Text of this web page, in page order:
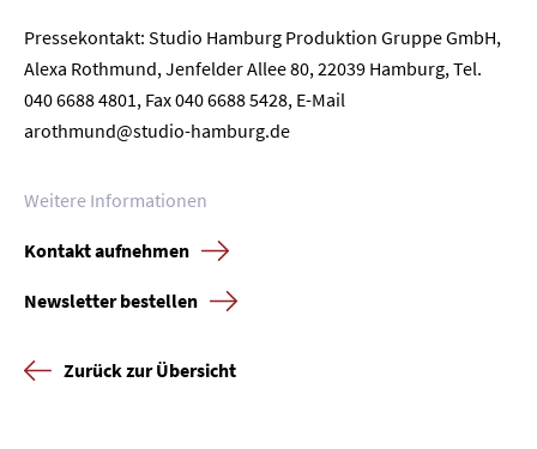
Pressekontakt: Studio Hamburg Produktion Gruppe GmbH,
Alexa Rothmund, Jenfelder Allee 80, 22039 Hamburg, Tel.
040 6688 4801, Fax 040 6688 5428, E-Mail
arothmund@studio-hamburg.de
Weitere Informationen
Kontakt aufnehmen
Newsletter bestellen
Zurück zur Übersicht
Presse
Karriere
Kontakt
Newsletter Datenschutz